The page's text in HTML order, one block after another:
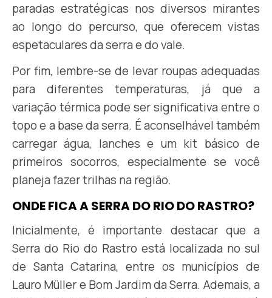
paradas estratégicas nos diversos mirantes
ao longo do percurso, que oferecem vistas
espetaculares da serra e do vale.
Por fim, lembre-se de levar roupas adequadas
para diferentes temperaturas, já que a
variação térmica pode ser significativa entre o
topo e a base da serra. É aconselhável também
carregar água, lanches e um kit básico de
primeiros socorros, especialmente se você
planeja fazer trilhas na região.
ONDE FICA A SERRA DO RIO DO RASTRO?
Inicialmente, é importante destacar que a
Serra do Rio do Rastro está localizada no sul
de Santa Catarina, entre os municípios de
Lauro Müller e Bom Jardim da Serra. Ademais, a